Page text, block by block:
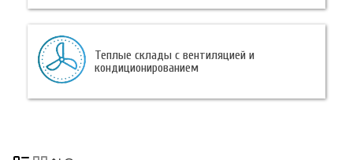
Теплые склады с вентиляцией и
кондиционированием